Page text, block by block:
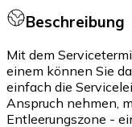
Beschreibung
Mit dem
einem können Sie
einfach die
Anspruch nehmen,
Entleerungszone -